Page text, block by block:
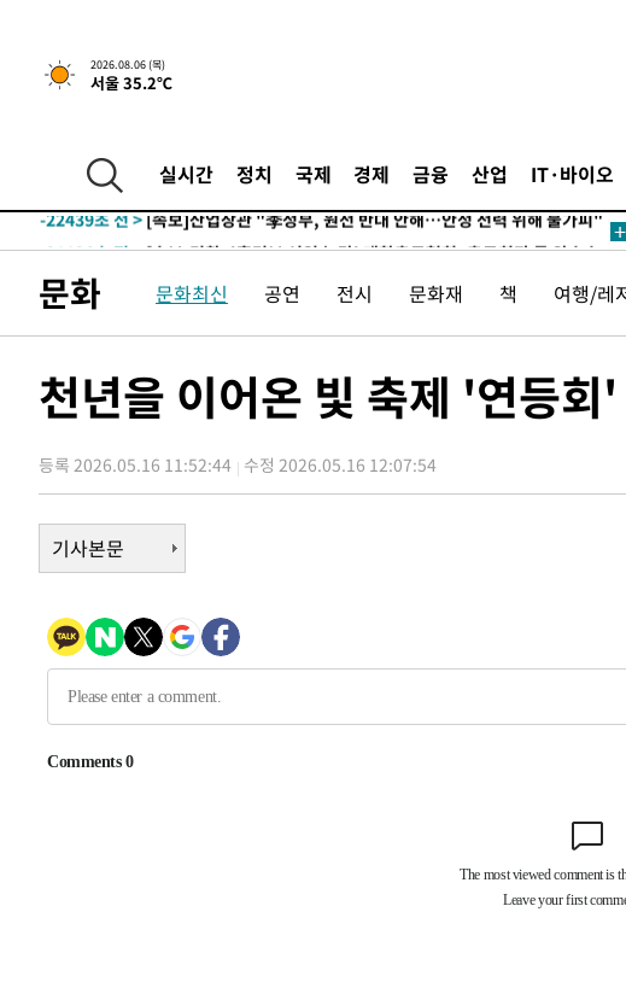
2026.08.06 (목)
서울 35.2℃
실시간 정치 국제 경제 금융 산업 IT·바이오
4시간 전 >[속보] "이란-오만, 호르무즈 해협 통행 항로 합의" 이란 외무부 대변인
-26304초 전 >내일까지 39도 '펄펄'…기상청 "태풍 지나며 폭염 잠시 꺾인다"
-25919초 전 >
"美간섭에 합의 지연"…트럼프, '이란 호르무즈 통제권' 수용할까
-22439초 전 >
-21136초 전 > [속보]경찰, '홍명보 선임 논란' 대한축구협회·축구회관 등 압수수
상
-20316초 전 >
[속보]코스피 매도사이드카 발동…4%대 급락
-19588초 전 >[속보]전남광주 초대 시민추천 부시장에 백승주·윤난실
-15716초 전 >[속보]코스닥, 2.15포인트(0.27%) 내린 797.44 출발
-12146초 전 >6월 경상수지 497.3억 달러…두 달 연속 사상 최대
-12097초 전 >서울 낮 39도 '폭염중대경보'…40도 관측 가능성도
-9459초 전 >
-1632초 전 >[속보] 호르무즈 해협 이란-오만 협상 기대속 뉴욕증시 혼조 마감 다
년 인터뷰
4시간 전 > [속보] "이란-오만, 호르무즈 해협 통행 항로 합의" 이란 외무부 대변인
-26304초 전 >내일까지 39도 '펄펄'…기상청 "태풍 지나며 폭염 잠시 꺾인다"
-25941초 전 > 트럼프, 한국계 진보 주지사 후보 맹공…"공산주의가 최대 위협"
-22439초 전 >
[속보]산업장관 "美무역법 제301조 과잉생산 결과 발표 8월 중 예
[속보]코스피 매도사이드카 발동…4%대 급락
[속보]전남광주 초대 시민추천 부시장에 백승주·윤난실
문화 문화최신 공연 전시 문화재 책 여행/레
천년을 이어온 빛 축제 '연등
등록 2026.05.16 11:52:44 수정 2026.05.16 12:07:54
기사본문